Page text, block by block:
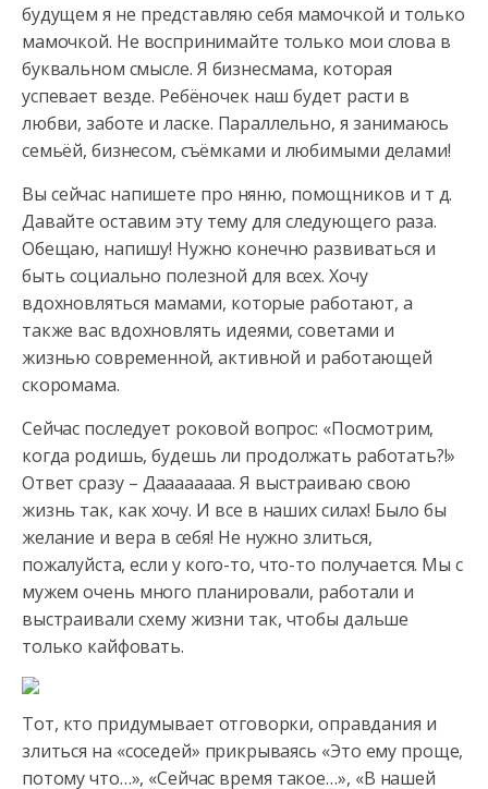
будущем я не представляю себя мамочкой и только
мамочкой. Не воспринимайте только мои слова в
буквальном смысле. Я бизнесмама, которая
успевает везде. Ребёночек наш будет расти в
любви, заботе и ласке. Параллельно, я занимаюсь
семьёй, бизнесом, съёмками и любимыми делами!
Вы сейчас напишете про няню, помощников и т д.
Давайте оставим эту тему для следующего раза.
Обещаю, напишу! Нужно конечно развиваться и
быть социально полезной для всех. Хочу
вдохновляться мамами, которые работают, а
также вас вдохновлять идеями, советами и
жизнью современной, активной и работающей
скоромама.
Сейчас последует роковой вопрос: «Посмотрим,
когда родишь, будешь ли продолжать работать?!»
Ответ сразу – Даааааааа. Я выстраиваю свою
жизнь так, как хочу. И все в наших силах! Было бы
желание и вера в себя! Не нужно злиться,
пожалуйста, если у кого-то, что-то получается. Мы с
мужем очень много планировали, работали и
выстраивали схему жизни так, чтобы дальше
только кайфовать.
Тот, кто придумывает отговорки, оправдания и
злиться на «соседей» прикрываясь «Это ему проще,
потому что…», «Сейчас время такое…», «В нашей